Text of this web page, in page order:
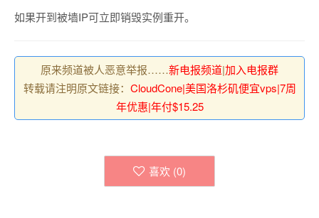
如果开到被墙IP可立即销毁实例重开。
原来频道被人恶意举报……新电报频道|加入电报群
转载请注明原文链接： CloudCone|美国洛杉矶便宜vps|7周
年优惠|年付$15.25
喜欢 (0)